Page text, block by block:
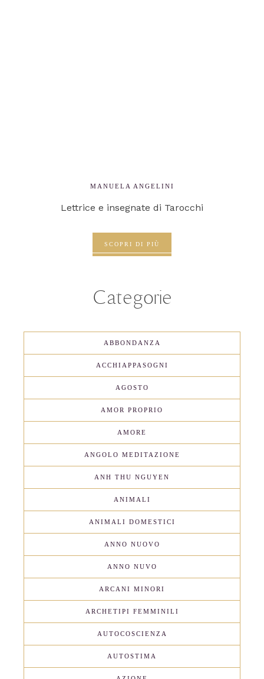
MANUELA ANGELINI
Lettrice e insegnate di Tarocchi
SCOPRI DI PIÙ
Categorie
ABBONDANZA
ACCHIAPPASOGNI
AGOSTO
AMOR PROPRIO
AMORE
ANGOLO MEDITAZIONE
ANH THU NGUYEN
ANIMALI
ANIMALI DOMESTICI
ANNO NUOVO
ANNO NUVO
ARCANI MINORI
ARCHETIPI FEMMINILI
AUTOCOSCIENZA
AUTOSTIMA